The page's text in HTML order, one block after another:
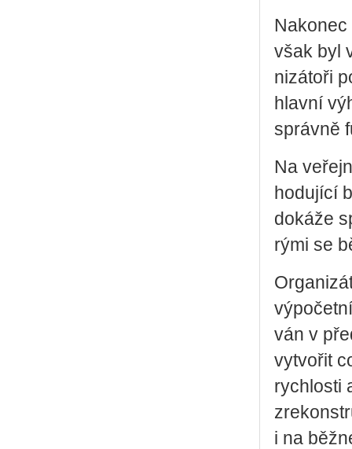
však byl
ni­zá­to­ři
hlav­ní
správ­ně
Na
ho­du­jí­cí
do­ká­že
rý­mi se
ván v
vy­tvo­řit
rych­los­ti
i na